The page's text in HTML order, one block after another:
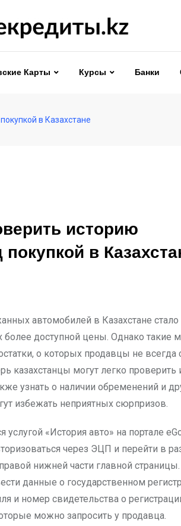
Карты Курсы Банки
в Казахстане
историю
в
более доступной цены. Однако такие
о которых продавцы не всегда
казахстанцы могут легко проверить
узнать о наличии обременений и
избежать неприятных сюрпризов.
«История авто» на портале
через ЭЦП и перейти в
нижней части главной
данные о государственном
и номер свидетельства о
можно запросить у продавца.